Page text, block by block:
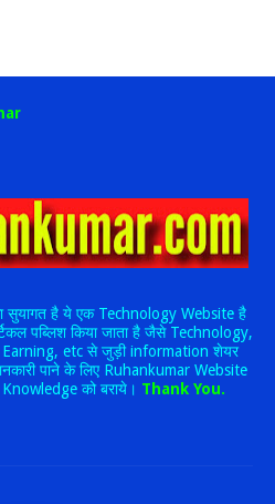
सुयागत है ये एक Technology Website है
पब्लिश किया जाता है जैसे Technology,
etc से जुड़ी information शेयर
पाने के लिए Ruhankumar Website
को बराये। Thank You.